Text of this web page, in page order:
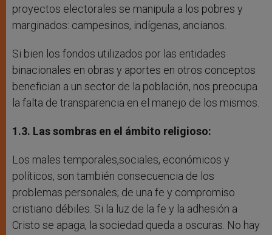
proyectos electorales se manipula a los pobres y
marginados: campesinos, indígenas, ancianos.
Si bien los fondos utilizados por las entidades
binacionales en obras y aportes en otros conceptos
benefician a un sector de la población, nos preocupa
la falta de transparencia en el manejo de los mismos.
1.3. Las sombras en el ámbito religioso:
Los males temporales,sociales, económicos y
políticos, son también consecuencia de los
problemas personales; de una fe y compromiso
cristiano débiles. Si la luz de la fe y la adhesión a
Cristo se apaga, la sociedad queda a oscuras. No hay